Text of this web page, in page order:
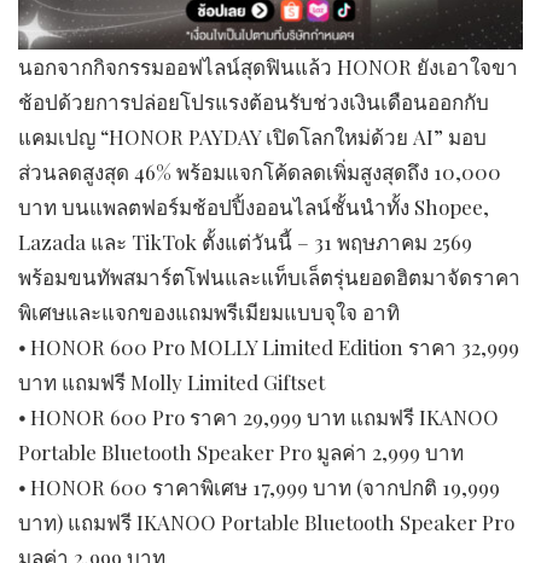
นอกจากกิจกรรมออฟไลน์สุดฟินแล้ว HONOR ยังเอาใจขา
ช้อปด้วยการปล่อยโปรแรงต้อนรับช่วงเงินเดือนออกกับ
แคมเปญ “HONOR PAYDAY เปิดโลกใหม่ด้วย AI” มอบ
ส่วนลดสูงสุด 46% พร้อมแจกโค้ดลดเพิ่มสูงสุดถึง 10,000
บาท บนแพลตฟอร์มช้อปปิ้งออนไลน์ชั้นนำทั้ง Shopee,
Lazada และ TikTok ตั้งแต่วันนี้ – 31 พฤษภาคม 2569
พร้อมขนทัพสมาร์ตโฟนและแท็บเล็ตรุ่นยอดฮิตมาจัดราคา
พิเศษและแจกของแถมพรีเมียมแบบจุใจ อาทิ
⦁ HONOR 600 Pro MOLLY Limited Edition ราคา 32,999
บาท แถมฟรี Molly Limited Giftset
⦁ HONOR 600 Pro ราคา 29,999 บาท แถมฟรี IKANOO
Portable Bluetooth Speaker Pro มูลค่า 2,999 บาท
⦁ HONOR 600 ราคาพิเศษ 17,999 บาท (จากปกติ 19,999
บาท) แถมฟรี IKANOO Portable Bluetooth Speaker Pro
มูลค่า 2,999 บาท